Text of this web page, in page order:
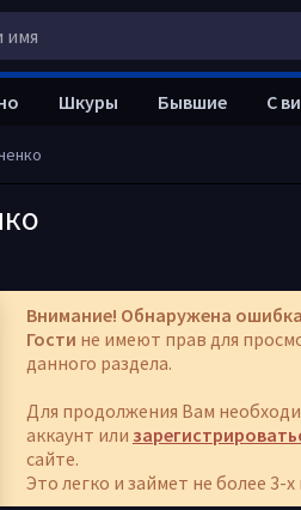
Внимание! Обнаружена ошибка
Гости не имеют прав для
данного раздела.
Для продолжения Вам
аккаунт или
сайте.
Это легко и займет не более 3-х
Шкуры Бывшие С